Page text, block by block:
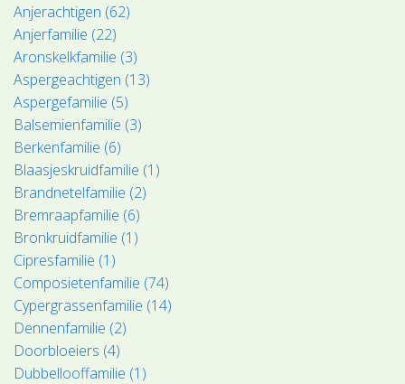
Anjerachtigen (62)
Anjerfamilie (22)
Aronskelkfamilie (3)
Aspergeachtigen (13)
Aspergefamilie (5)
Balsemienfamilie (3)
Berkenfamilie (6)
Blaasjeskruidfamilie (1)
Brandnetelfamilie (2)
Bremraapfamilie (6)
Bronkruidfamilie (1)
Cipresfamilie (1)
Composietenfamilie (74)
Cypergrassenfamilie (14)
Dennenfamilie (2)
Doorbloeiers (4)
Dubbellooffamilie (1)